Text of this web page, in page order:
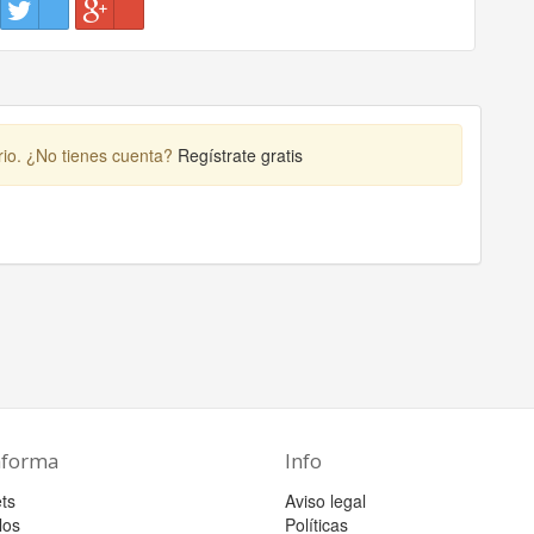
¿No tienes cuenta? Regístrate gratis
Info
Aviso legal
Políticas